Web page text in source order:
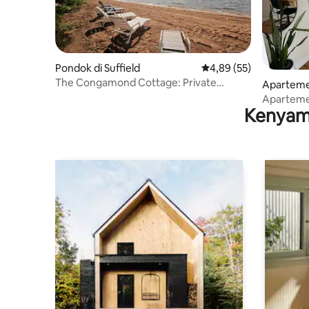
Pondok di Suffield Nilai rata-rata 4,89
4,89 (55)
The Congamond Cottage: Private
s
bandara